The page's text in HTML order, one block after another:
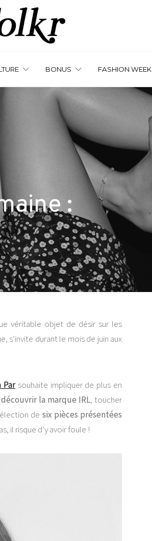
BONUS FASHION WEEK
:
véritable objet de désir sur les
s’invite durant le mois de juin aux
Parsouhaite impliquer de plus en
découvrir la marque IRL, toucher
de six pièces présentées
il risque d’y avoir foule !